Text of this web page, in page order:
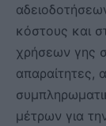
κόστους και
χρήσεων γης
απαραίτητες,
μέτρων για